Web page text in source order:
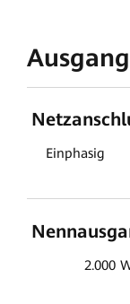
Ausgang
Einphasig
2.000